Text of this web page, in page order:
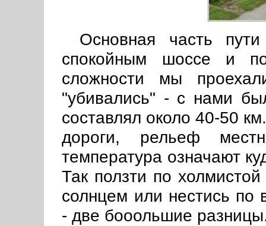
Основная часть
спокойным шоссе и
сложности мы
"убивались" - с нами
составлял около 40-50
дороги, рельеф
температура означают
Так ползти по
солнцем или нестись по
- две бооольшие